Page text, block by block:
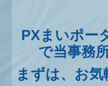
PXまいポー
で当事務
まずは、お気